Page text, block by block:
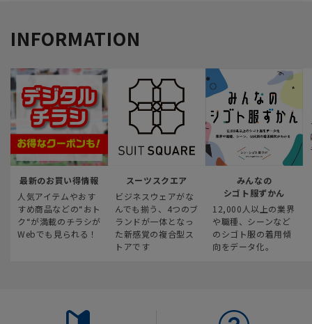
INFORMATION
最新のお買い得情報
人気アイテムやおす
すめ商品などの“おト
ク“が満載のチラシが
Webでも見られる！
スーツスクエア
ビジネスウェアがな
んでも揃う、4つのブ
ランドが一体となっ
た新感覚の複合型ス
トアです
みんなの
シゴト服ずかん
12,000人以上の業界
や職種、シーンなど
のシゴト服の着用傾
向をデータ化。